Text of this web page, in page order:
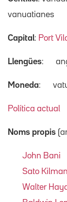
vanuatianes
Capital: Port
Llengües:
Moneda:
Política actual
Noms propis
John Bani
Sato Kilman
Walter